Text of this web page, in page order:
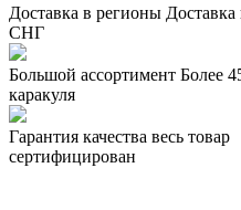
Доставка в регионы
СНГ
Большой ассортимент Более
каракуля
Гарантия качества весь товар
сертифицирован